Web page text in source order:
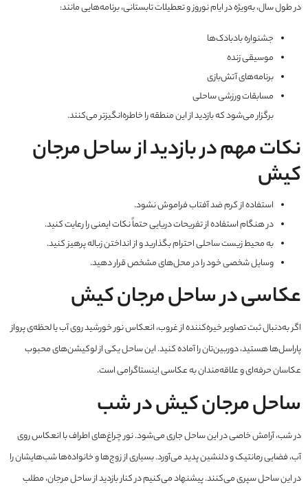
در طول سال، به‌ویژه در ایام نوروز و تعطیلات تابستانی، برنامه‌هایی مانند:
جشنواره بادبادک‌ها
موسیقی زنده
برنامه‌های آتش‌بازی
مسابقات ورزشی ساحلی
برگزار می‌شود که بازدید از این منطقه را خاطره‌انگیزتر می‌کنند.
نکات مهم در بازدید از ساحل مرجان
کیش
استفاده از کرم ضد آفتاب فراموش نشود.
در هنگام استفاده از تفریحات دریایی حتماً نکات ایمنی را رعایت کنید.
به محیط زیست ساحلی احترام بگذارید و از انداختن زباله پرهیز کنید.
وسایل شخصی خود را در محل‌های مشخص قرار دهید.
عکاسی در ساحل مرجان کیش
اگر به‌دنبال ثبت تصاویر خیره‌کننده از غروب، انعکاس نور خورشید روی آب یا لحظه‌ی پرواز
پاراسل‌ها هستید، دوربین‌تان را آماده کنید. این ساحل یکی از لوکیشن‌های محبوب
عکاسان حرفه‌ای و علاقه‌مندان به عکاسی اینستاگرامی است.
ساحل مرجان کیش در شب
در شب، آرامش خاصی در این ساحل جاری می‌شود. نور چراغ‌های اطراف با انعکاس روی
آب، فضایی رمانتیک و دلنشین پدید می‌آورد. بسیاری از زوج‌ها و خانواده‌ها شب‌هایشان را
در این ساحل سپری می‌کنند. پیشنهاد می‌کنیم در کنار بازدید از ساحل مرجان، مطلب